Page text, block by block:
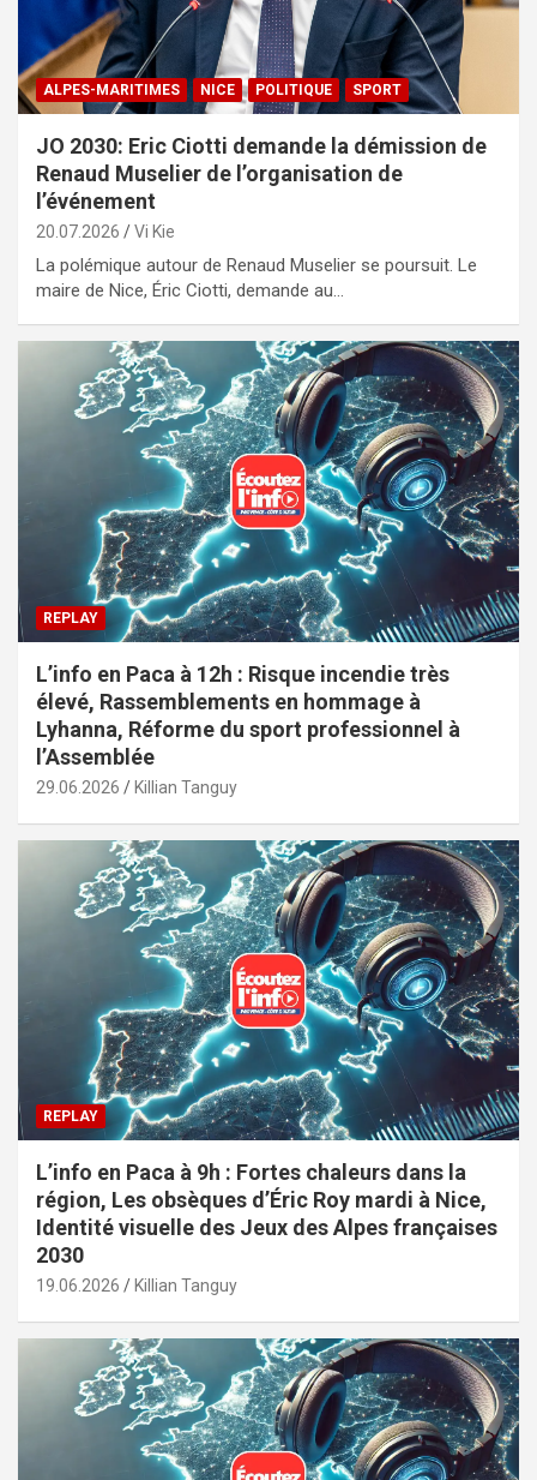
ALPES-MARITIMES NICE POLITIQUE SPORT
JO 2030: Eric Ciotti demande la démission de
Renaud Muselier de l’organisation de
l’événement
20.07.2026 Vi Kie
La polémique autour de Renaud Muselier se poursuit. Le
maire de Nice, Éric Ciotti, demande au…
REPLAY
L’info en Paca à 12h : Risque incendie très
élevé, Rassemblements en hommage à
Lyhanna, Réforme du sport professionnel à
l’Assemblée
29.06.2026 Killian Tanguy
REPLAY
L’info en Paca à 9h : Fortes chaleurs dans la
région, Les obsèques d’Éric Roy mardi à Nice,
Identité visuelle des Jeux des Alpes françaises
2030
19.06.2026 Killian Tanguy